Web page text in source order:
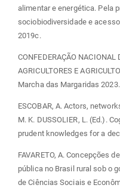
alimentar e energética. Pela
sociobiodiversidade e
2019c.
CONFEDERAÇÃO NACIONAL
AGRICULTORES E
Marcha das Margaridas
ESCOBAR, A. Actors,
M. K. DUSSOLIER, L. (Ed.).
prudent knowledges for a
FAVARETO, A. Concepções
pública no Brasil rural sob o
de Ciências Sociais e